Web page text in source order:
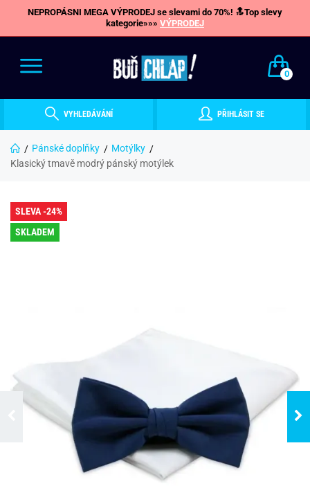
NEPROPÁSNI MEGA VÝPRODEJ se slevami do 70%! 🔝Top slevy
kategorie»»» VÝPRODEJ
0
VYHLEDÁVÁNÍ PŘIHLÁSIT SE
Pánské doplňky
Motýlky
Klasický tmavě modrý pánský motýlek
SLEVA -24%
SKLADEM